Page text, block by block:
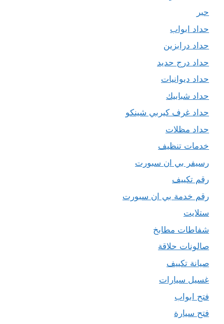
حبر
حداد ابواب
حداد درابزين
حداد درج حديد
حداد ديوانيات
حداد شبابيك
حداد غرف كيربي شينكو
حداد مظلات
خدمات تنظيف
رسيفر بي ان سبورت
رقم تكييف
رقم خدمة بي ان سبورت
ستلايت
شفاطات مطابخ
صالونات حلاقة
صيانة تكييف
غسيل سيارات
فتح ابواب
فتح سيارة